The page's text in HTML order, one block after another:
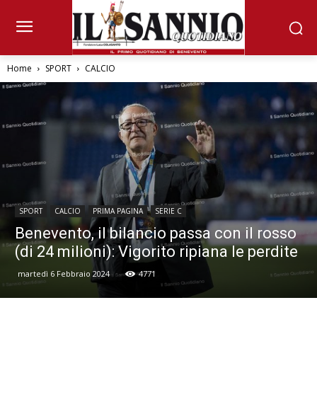
Home SPORT CALCIO
SPORT CALCIO PRIMA PAGINA SERIE C
Benevento, il bilancio passa con il rosso
(di 24 milioni): Vigorito ripiana le perdite
martedì 6 Febbraio 2024 4771